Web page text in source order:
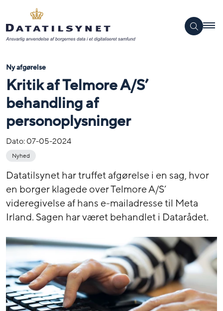
Ny afgørelse
Kritik af Telmore A/S’
behandling af
personoplysninger
Dato:07-05-2024
Nyhed
Datatilsynet har truffet afgørelse i en sag, hvor
en borger klagede over Telmore A/S’
videregivelse af hans e-mailadresse til Meta
Irland. Sagen har været behandlet i Datarådet.